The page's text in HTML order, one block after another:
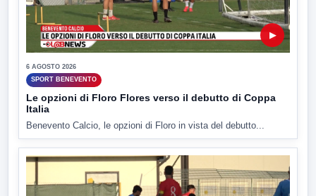
▶
6 AGOSTO 2026
SPORT BENEVENTO
Le opzioni di Floro Flores verso il debutto di Coppa
Italia
Benevento Calcio, le opzioni di Floro in vista del debutto...